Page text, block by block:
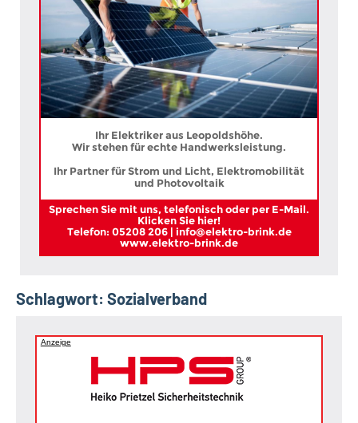
Ihr Elektriker aus Leopoldshöhe.
Wir stehen für echte Handwerksleistung.
Ihr Partner für Strom und Licht, Elektromobilität
und Photovoltaik
Sprechen Sie mit uns, telefonisch oder per E-Mail.
Klicken Sie hier!
Telefon: 05208 206 | info@elektro-brink.de
www.elektro-brink.de
Schlagwort: Sozialverband
Anzeige